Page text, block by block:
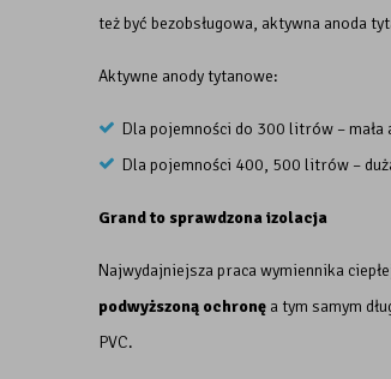
też być bezobsługowa, aktywna anoda
Aktywne anody tytanowe:
Dla pojemności do 300 litrów – mała
Dla pojemności 400, 500 litrów –
Grand to sprawdzona izolacja
Najwydajniejsza praca wymiennika
podwyższoną ochronę a tym samym
PVC.